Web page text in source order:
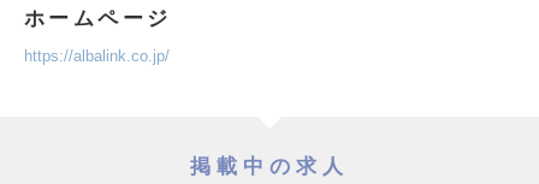
ホームページ
https://albalink.co.jp/
掲載中の求人